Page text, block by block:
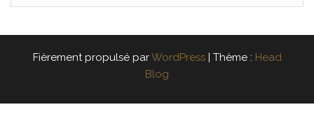
Fièrement propulsé parWordPress Thème : Head
Blog